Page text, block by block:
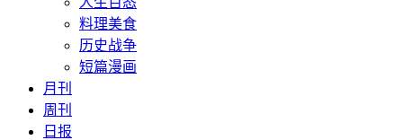
料理美食
历史战争
短篇漫画
月刊
周刊
日报